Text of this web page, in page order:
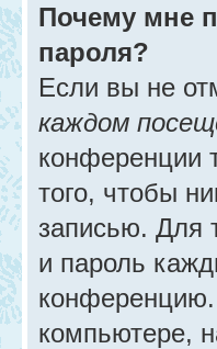
Почему мне
пароля?
Если вы не
каждом
конференции
того, чтобы
записью. Для
и пароль
конференцию.
компьютере,